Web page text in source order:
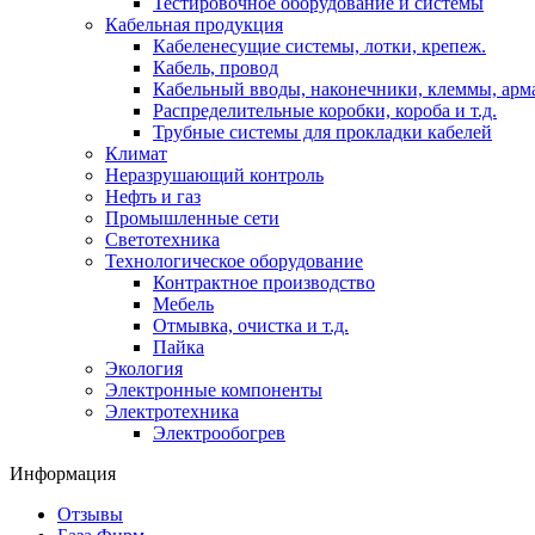
Кабельная продукция
Кабеленесущие системы, лотки, крепеж.
Кабель, провод
Кабельный вводы, наконечники, клеммы,
Распределительные коробки, короба и т.д.
Трубные системы для прокладки кабелей
Климат
Неразрушающий контроль
Нефть и газ
Промышленные сети
Светотехника
Технологическое оборудование
Контрактное производство
Мебель
Отмывка, очистка и т.д.
Пайка
Экология
Электронные компоненты
Электротехника
Электрообогрев
Информация
Отзывы